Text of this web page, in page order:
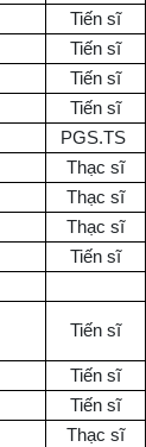
Tiến sĩ
Tiến sĩ
Tiến sĩ
Tiến sĩ
PGS.TS
Thạc sĩ
Thạc sĩ
Thạc sĩ
Tiến sĩ
Tiến sĩ
Tiến sĩ
Tiến sĩ
Thạc sĩ